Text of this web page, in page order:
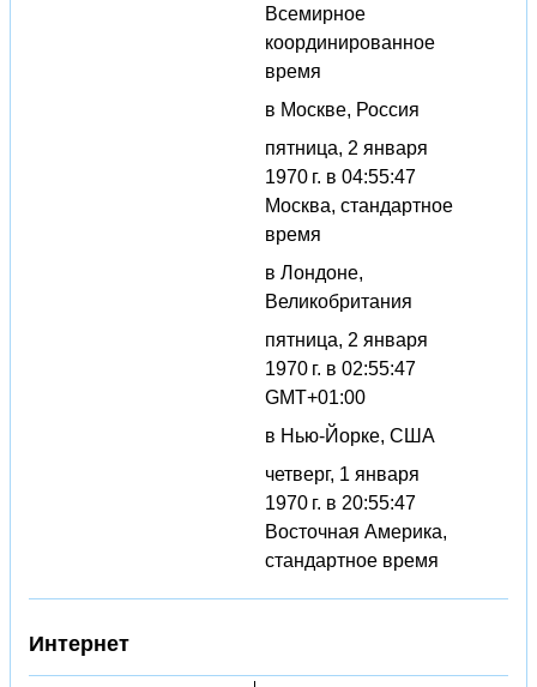
Всемирное
координированное
время
в Москве, Россия
пятница, 2 января
1970 г. в 04:55:47
Москва, стандартное
время
в Лондоне,
Великобритания
пятница, 2 января
1970 г. в 02:55:47
GMT+01:00
в Нью-Йорке, США
четверг, 1 января
1970 г. в 20:55:47
Восточная Америка,
стандартное время
Интернет